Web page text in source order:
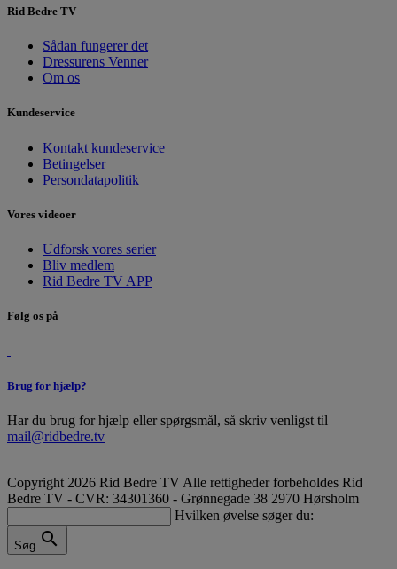
Rid Bedre TV
Sådan fungerer det
Dressurens Venner
Om os
Kundeservice
Kontakt kundeservice
Betingelser
Persondatapolitik
Vores videoer
Udforsk vores serier
Bliv medlem
Rid Bedre TV APP
Følg os på
Brug for hjælp?
Har du brug for hjælp eller spørgsmål, så skriv venligst til
mail@ridbedre.tv
Copyright 2026 Rid Bedre TV Alle rettigheder forbeholdes Rid
Bedre TV - CVR: 34301360 - Grønnegade 38 2970 Hørsholm
Hvilken øvelse søger du:
Søg search